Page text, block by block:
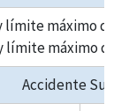
máximo de
máximo de
Accidente